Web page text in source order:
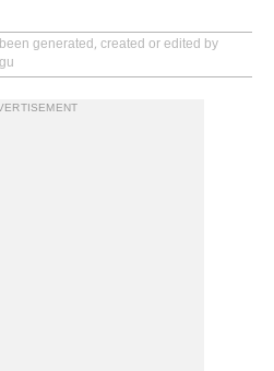
generated, created or edited by